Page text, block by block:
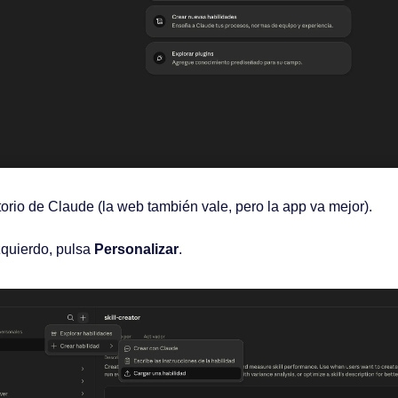
de Claude (la web también vale, pero la app va mejor).
pulsa Personalizar.